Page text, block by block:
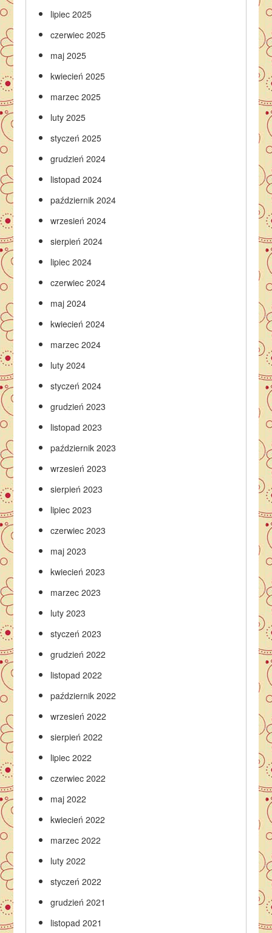
lipiec 2025
czerwiec 2025
maj 2025
kwiecień 2025
marzec 2025
luty 2025
styczeń 2025
grudzień 2024
listopad 2024
październik 2024
wrzesień 2024
sierpień 2024
lipiec 2024
czerwiec 2024
maj 2024
kwiecień 2024
marzec 2024
luty 2024
styczeń 2024
grudzień 2023
listopad 2023
październik 2023
wrzesień 2023
sierpień 2023
lipiec 2023
czerwiec 2023
maj 2023
kwiecień 2023
marzec 2023
luty 2023
styczeń 2023
grudzień 2022
listopad 2022
październik 2022
wrzesień 2022
sierpień 2022
lipiec 2022
czerwiec 2022
maj 2022
kwiecień 2022
marzec 2022
luty 2022
styczeń 2022
grudzień 2021
listopad 2021